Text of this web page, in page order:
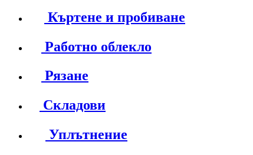
Къртене и пробиване
Работно облекло
Рязане
Складови
Уплътнение